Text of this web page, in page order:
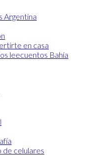
Argentina
en casa
leecuentos Bahía
de celulares